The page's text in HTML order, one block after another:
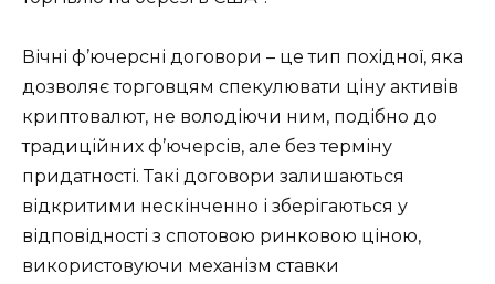
Вічні ф’ючерсні договори – це тип похідної, яка
дозволяє торговцям спекулювати ціну активів
криптовалют, не володіючи ним, подібно до
традиційних ф’ючерсів, але без терміну
придатності. Такі договори залишаються
відкритими нескінченно і зберігаються у
відповідності з спотовою ринковою ціною,
використовуючи механізм ставки